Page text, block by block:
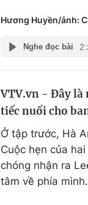
Du
Hương Huyền/ảnh:
Nghe đọc bài
VTV.vn - Đây là
tiếc nuối cho
Ở tập trước, Hà
Cuộc hẹn của
chóng nhận ra
tâm về phía mình.